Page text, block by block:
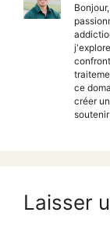
ce
créer
Laisser